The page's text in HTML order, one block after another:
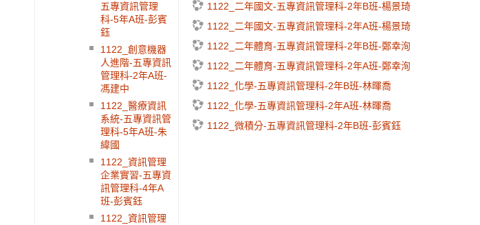
1122_二年國文-五專資訊管理科-2年B班-楊景琦
1122_二年國文-五專資訊管理科-2年A班-楊景琦
1122_二年體育-五專資訊管理科-2年B班-鄭幸洵
1122_二年體育-五專資訊管理科-2年A班-鄭幸洵
1122_化學-五專資訊管理科-2年B班-林暉喬
1122_化學-五專資訊管理科-2年A班-林暉喬
1122_微積分-五專資訊管理科-2年B班-彭賓鈺
五專資訊管理
科-5年A班-彭賓
鈺
1122_創意機器
人進階-五專資訊
管理科-2年A班-
馮建中
1122_醫療資訊
系統-五專資訊管
理科-5年A班-朱
緯國
1122_資訊管理
企業實習-五專資
訊管理科-4年A
班-彭賓鈺
1122_資訊管理